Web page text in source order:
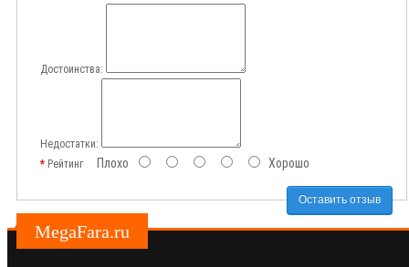
Достоинства:
Недостатки:
РейтингПлохо Хорошо
Оставить отзыв
MegaFara.ru